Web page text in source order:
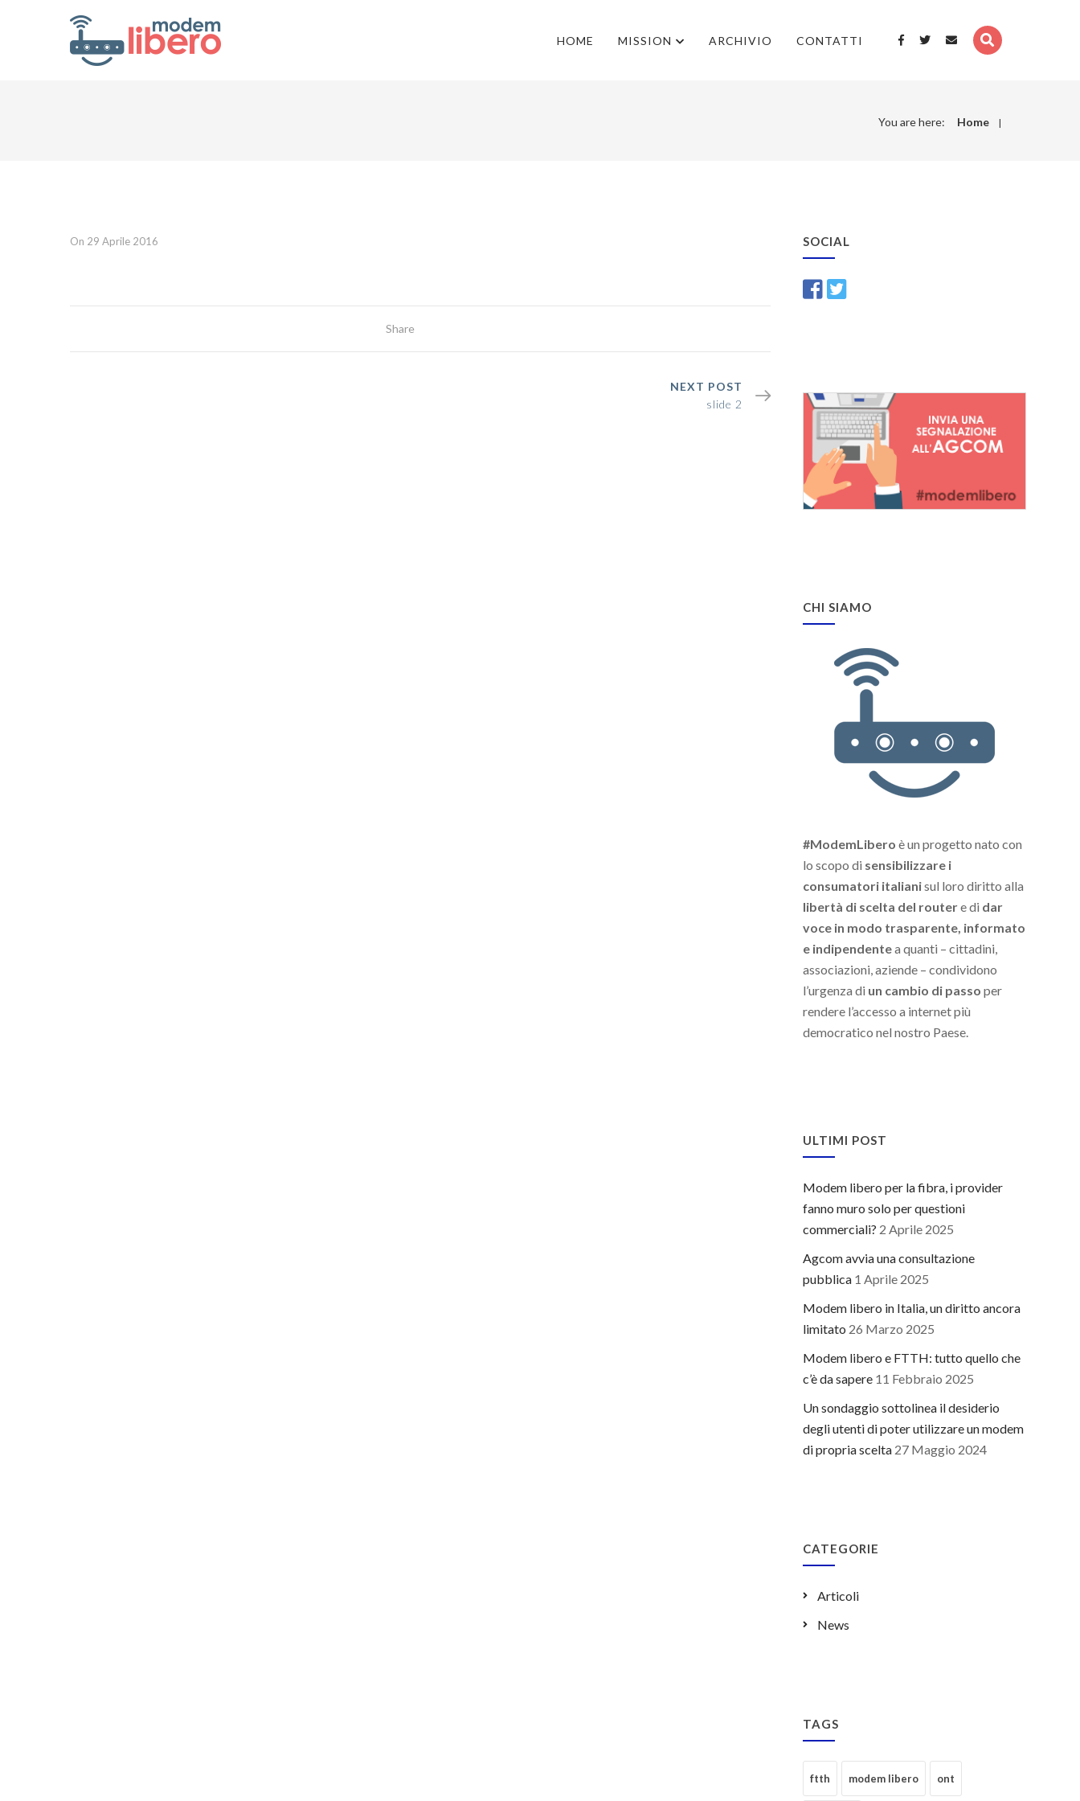
HOME MISSION ARCHIVIO CONTATTI
You are here: Home
On 29 Aprile 2016
Share
NEXT POST
slide 2
SOCIAL
CHI SIAMO
#ModemLibero è un progetto nato con
lo scopo di sensibilizzare i
consumatori italianisul loro diritto alla
libertà di scelta del routere di dar
voce in modo trasparente, informato
e indipendentea quanti – cittadini,
associazioni, aziende – condividono
l’urgenza di un cambio di passo per
rendere l’accesso a internet più
democratico nel nostro Paese.
ULTIMI POST
Modem libero per la fibra, i provider
fanno muro solo per questioni
commerciali? 2 Aprile 2025
Agcom avvia una consultazione
pubblica 1 Aprile 2025
Modem libero in Italia, un diritto ancora
limitato 26 Marzo 2025
Modem libero e FTTH: tutto quello che
c’è da sapere 11 Febbraio 2025
Un sondaggio sottolinea il desiderio
degli utenti di poter utilizzare un modem
di propria scelta 27 Maggio 2024
CATEGORIE
Articoli
News
TAGS
ftth modem libero ont